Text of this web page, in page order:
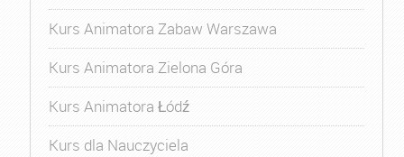
Kurs Animatora Zabaw Warszawa
Kurs Animatora Zielona Góra
Kurs Animatora Łódź
Kurs dla Nauczyciela